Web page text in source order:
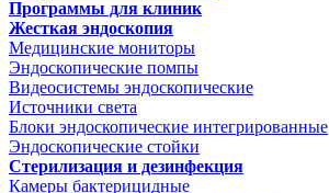
Программы для клиник
Жесткая эндоскопия
Медицинские мониторы
Эндоскопические помпы
Видеосистемы эндоскопические
Источники света
Блоки эндоскопические интегрированные
Эндоскопические стойки
Стерилизация и дезинфекция
Камеры бактерицидные